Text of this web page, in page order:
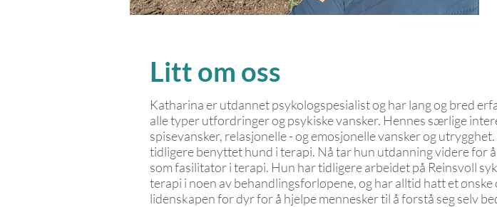
Litt om oss
Katharina er utdannet psykologspesialist og har lang og bred
alle typer utfordringer og psykiske vansker. Hennes særlige
spisevansker, relasjonelle - og emosjonelle vansker og
tidligere benyttet hund i terapi. Nå tar hun utdanning videre for
som fasilitator i terapi. Hun har tidligere arbeidet på Reinsvoll
terapi i noen av behandlingsforløpene, og har alltid hatt et
lidenskapen for dyr for å hjelpe mennesker til å forstå seg selv